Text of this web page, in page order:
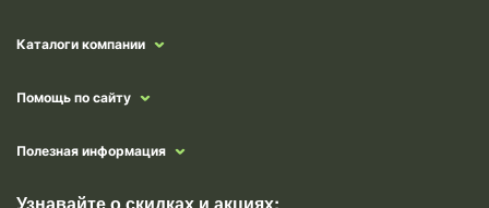
Каталоги компании
Помощь по сайту
Полезная информация